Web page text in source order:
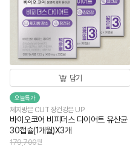
담기
오늘특가
체지방은 CUT 장건강은 UP
바이오코어 비피더스 다이어트 유산균
30캡슐(1개월)X3개
179,700원